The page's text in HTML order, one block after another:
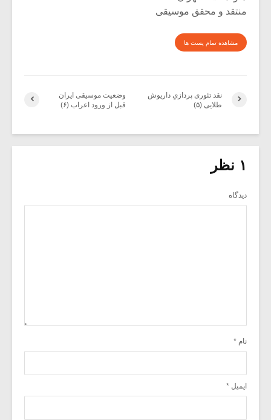
منتقد و محقق موسیقی
مشاهده تمام پست ها
وضعیت موسیقی ایران
قبل از ورود اعراب (۶)
نقد تئوری پردازیِ داریوش
طلایی (۵)
۱ نظر
دیدگاه
نام *
ایمیل *